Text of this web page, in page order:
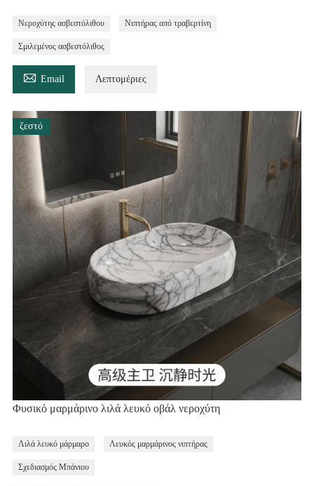
Νεροχύτης ασβεστόλιθου Νιπτήρας από τραβερτίνη
Σμιλεμένος ασβεστόλιθος
 Email Λεπτομέριες
ζεστό
Φυσικό μαρμάρινο λιλά λευκό οβάλ νεροχύτη
Λιλά λευκό μάρμαρο Λευκός μαρμάρινος νιπτήρας
Σχεδιασμός Μπάνιου